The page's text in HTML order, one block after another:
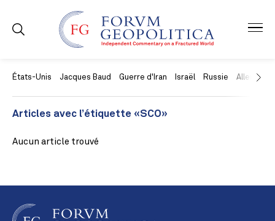
États-Unis Jacques Baud Guerre d'Iran Israël Russie Allemagne
Articles avec l’étiquette «SCO»
Aucun article trouvé